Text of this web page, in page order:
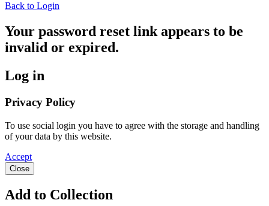
Back to Login
Your password reset link appears to be
invalid or expired.
Log in
Privacy Policy
To use social login you have to agree with the storage and handling
of your data by this website.
Accept
Close
Add to Collection